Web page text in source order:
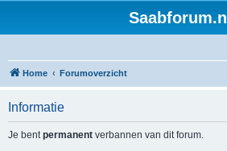
Saabforum.nl
Home Forumoverzicht
Informatie
Je bentpermanent verbannen van dit forum.